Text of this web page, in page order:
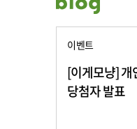
이벤트
[이게모냥] 개
당첨자 발표